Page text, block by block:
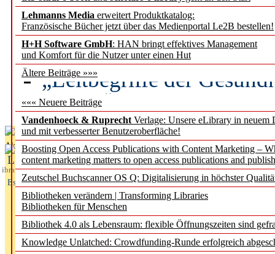
Lehmanns Media erweitert Produktkatalog:
Französische Bücher jetzt über das Medienportal Le2B bestellen!
H+H Software GmbH: HAN bringt effektives Management
und Komfort für die Nutzer unter einen Hut
Ältere Beiträge »»»
««« Neuere Beiträge
Vandenhoeck & Ruprecht Verlage: Unsere eLibrary in neuem
und mit verbesserter Benutzeroberfläche!
Boosting Open Access Publications with Content Marketing –
content marketing matters to open access publications and
Zeutschel Buchscanner OS Q: Digitalisierung in höchster
Bibliotheken verändern | Transforming Libraries
Bibliotheken für Menschen
Bibliothek 4.0 als Lebensraum: flexible Öffnungszeiten sind
Knowledge Unlatched: Crowdfunding-Runde erfolgreich
Künstliche Intelligenz
besser zu verstehen
„Leitbegriffe der
des BIÖG erscheinen
Aktuelles aus
L
ibrary
Essentials